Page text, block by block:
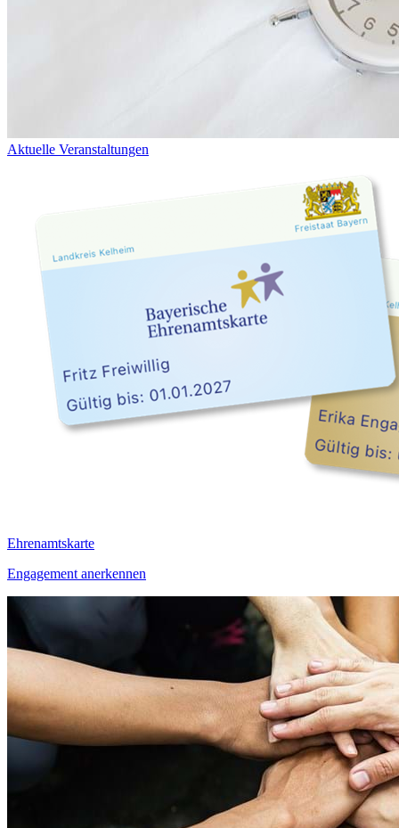
Aktuelle Veranstaltungen
Ehrenamtskarte
Engagement anerkennen